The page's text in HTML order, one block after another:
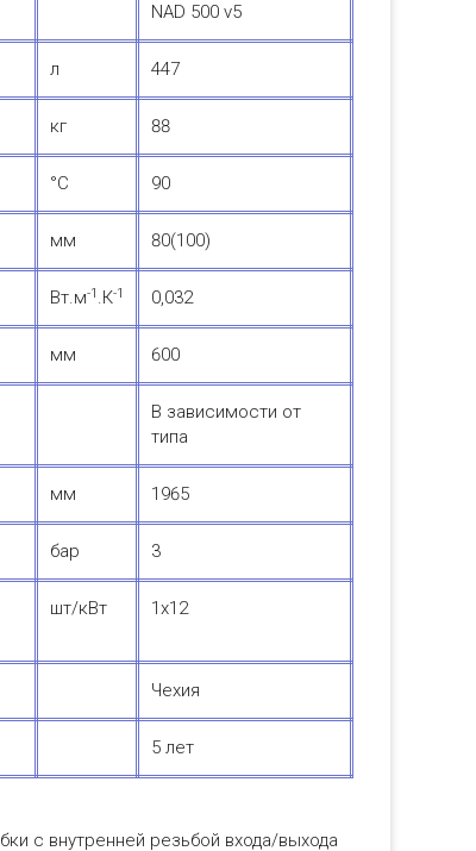
NAD 500 v5
л 447
кг 88
°С 90
мм 80(100)
Вт.м-1 .К-1 0,032
мм 600
В зависимости от
типа
мм 1965
бар 3
шт/кВт 1х12
Чехия
5 лет
с внутренней резьбой входа/выхода